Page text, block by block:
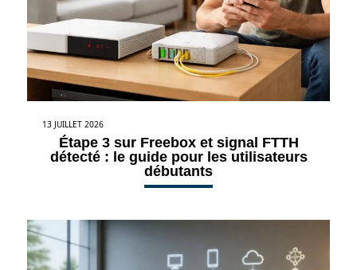
13 JUILLET 2026
Étape 3 sur Freebox et signal FTTH
détecté : le guide pour les utilisateurs
débutants